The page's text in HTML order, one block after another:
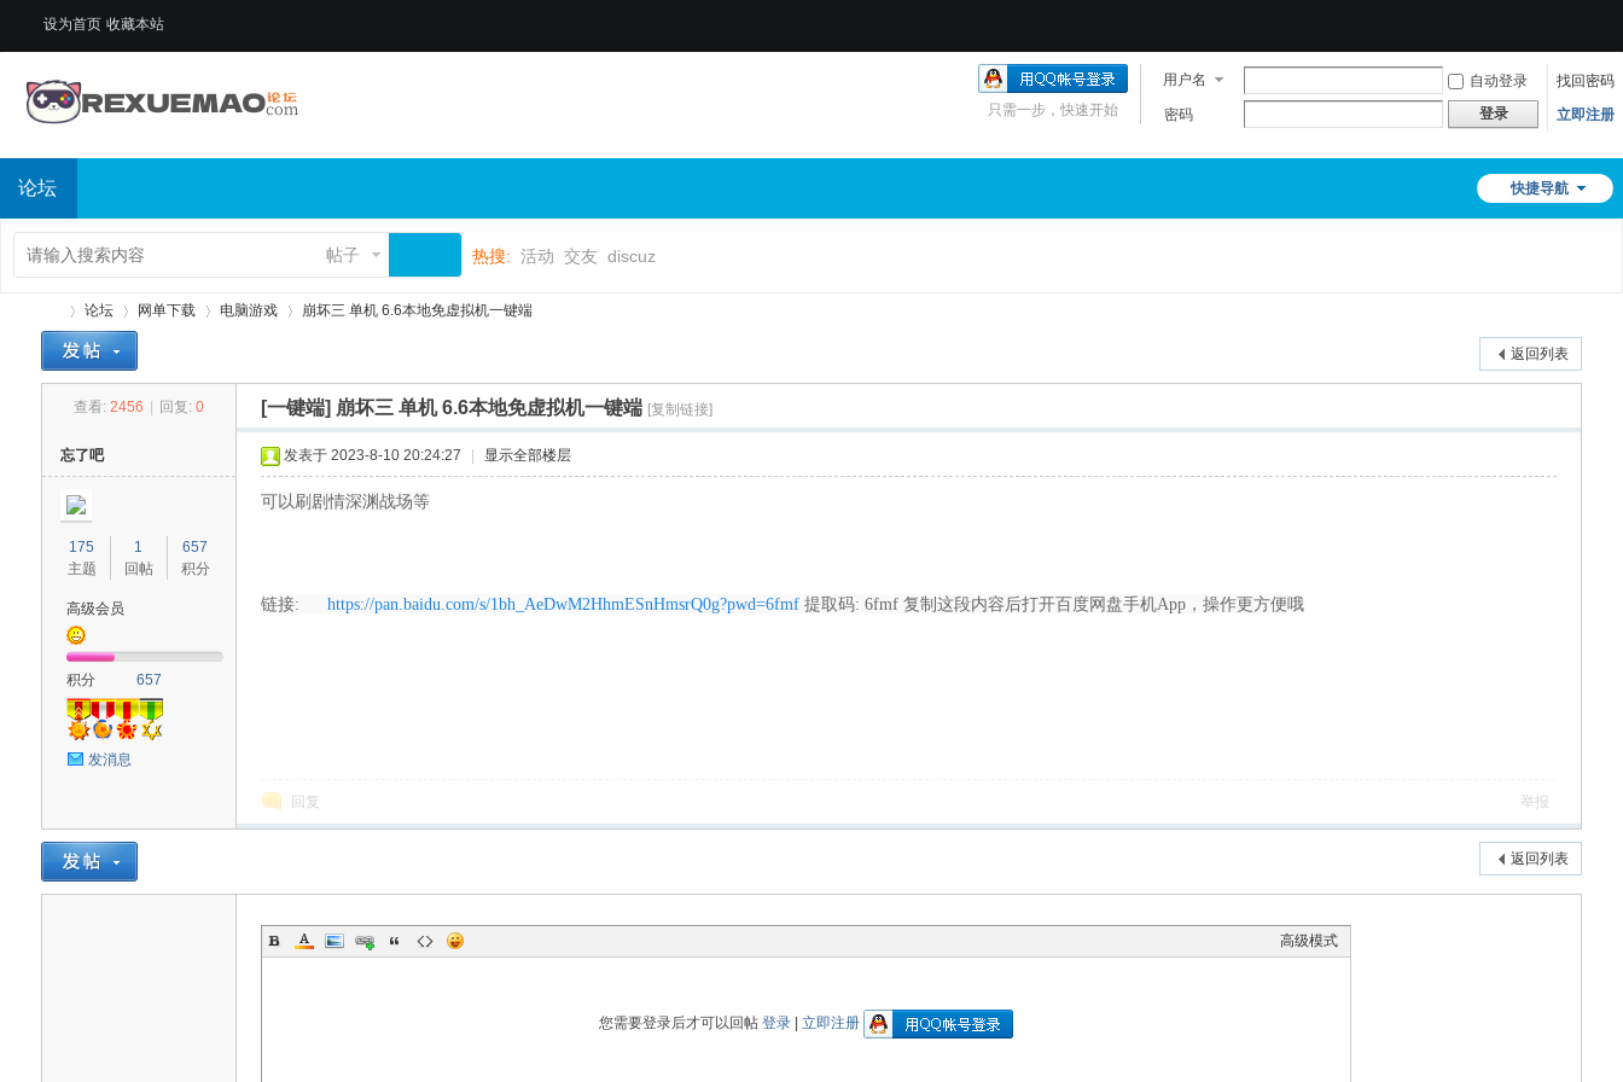
设为首页 收藏本站
用户名 自动登录
找回密码
密码
登录 立即注册
只需一步，快速开始
快捷导航
论坛
帖子 热搜: 活动 交友 discuz
猫
论坛
›
网单下载
›
电脑游戏 崩坏三 单机 6.6本地免虚拟机一键端
返回列表
查看: 2456 回复: 0 [一键端] 崩坏三 单机 6.6本地免虚拟机一键端 [复制链接]
忘了吧
175
主题
1
回帖
657
积分
高级会员
积分 657
发消息
发表于 2023-8-10 20:24:27 显示全部楼层
可以刷剧情深渊战场等
链接: https://pan.baidu.com/s/1bh_AeDwM2HhmESnHmsrQ0g?pwd=6fmf提取码: 6fmf 复制这段内容后打开百度网盘手机App，操作更方便哦
回复 举报
返回列表
高级模式
您需要登录后才可以回帖 登录| 立即注册